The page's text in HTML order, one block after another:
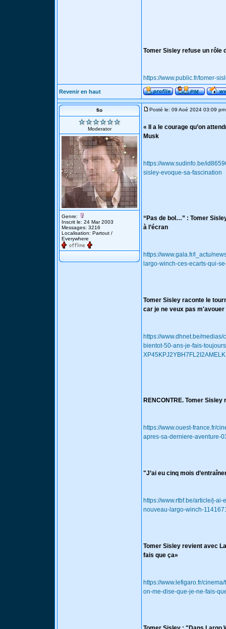
Tomer Sisley refuse un rôle
https://www.public.fr/tomer-
Revenir en haut
fio
Moderator
Genre:
Inscrit le: 24 Mar 2003
Messages: 3216
Localisation: Partout /
Everywhere
Posté le: 09 Aoé 2024 03:09 pm
« Il a le courage qu’on
Musk
https://www.sudinfo.be/
sisley-evoque-sa-fascination
“Pas de bol…” : Tomer
à l’écran
https://www.gala.fr/l_actu/
largo-winch-ces-ecarts-qui-
Tomer Sisley raconte le
car je ne veux pas
https://www.dhnet.be/
bientot-50-ans-je-fais-
RENCONTRE. Tomer
https://www.ouest-france.fr/
apres-sa-derniere-aventure-
"J’ai eu cinq mois
https://www.rtbf.be/article/j-
nouveau-largo-winch-
Tomer Sisley revient avec
fais que ça»
https://www.lefigaro.fr/
on-me-dise-que-je-ne-fais-